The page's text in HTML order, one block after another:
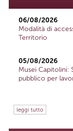
06/08/2026
Modalità di
Territorio
05/08/2026
Musei Capitolini:
pubblico per
leggi tutto